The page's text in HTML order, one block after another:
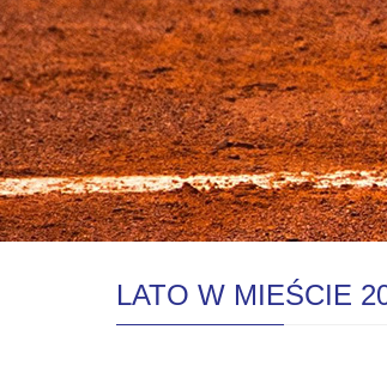
LATO W MIEŚCIE